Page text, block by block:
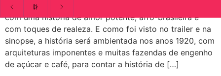
A Nobreza do Amor promete vir com tudo em março,
com uma história de amor potente, afro-brasileira e
com toques de realeza. E como foi visto no trailer e na
sinopse, a história será ambientada nos anos 1920, com
arquiteturas imponentes e muitas fazendas de engenho
de açúcar e café, para contar a história de […]